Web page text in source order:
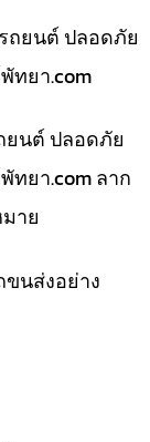
ถยนต์ ปลอดภัย
ทยา.com
ยนต์ ปลอดภัย
ทยา.com ลาก
าย
นส่งอย่าง